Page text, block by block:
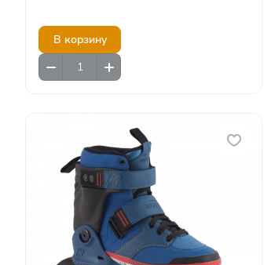
В корзину